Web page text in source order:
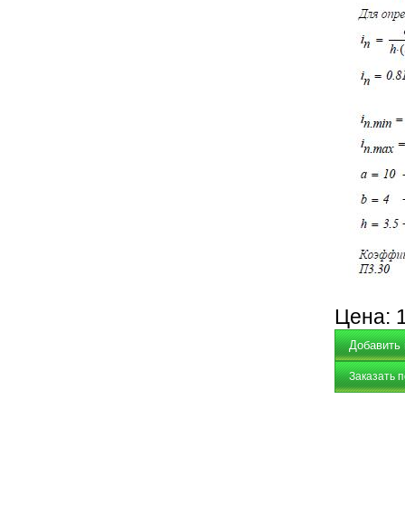
Цена:
Заказать